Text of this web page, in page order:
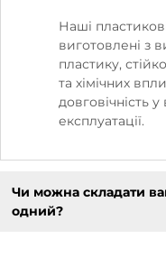
Наші
виготовлені з
пластику,
та хімічних
довговічність
експлуатації.
Чи можна складати
одний?